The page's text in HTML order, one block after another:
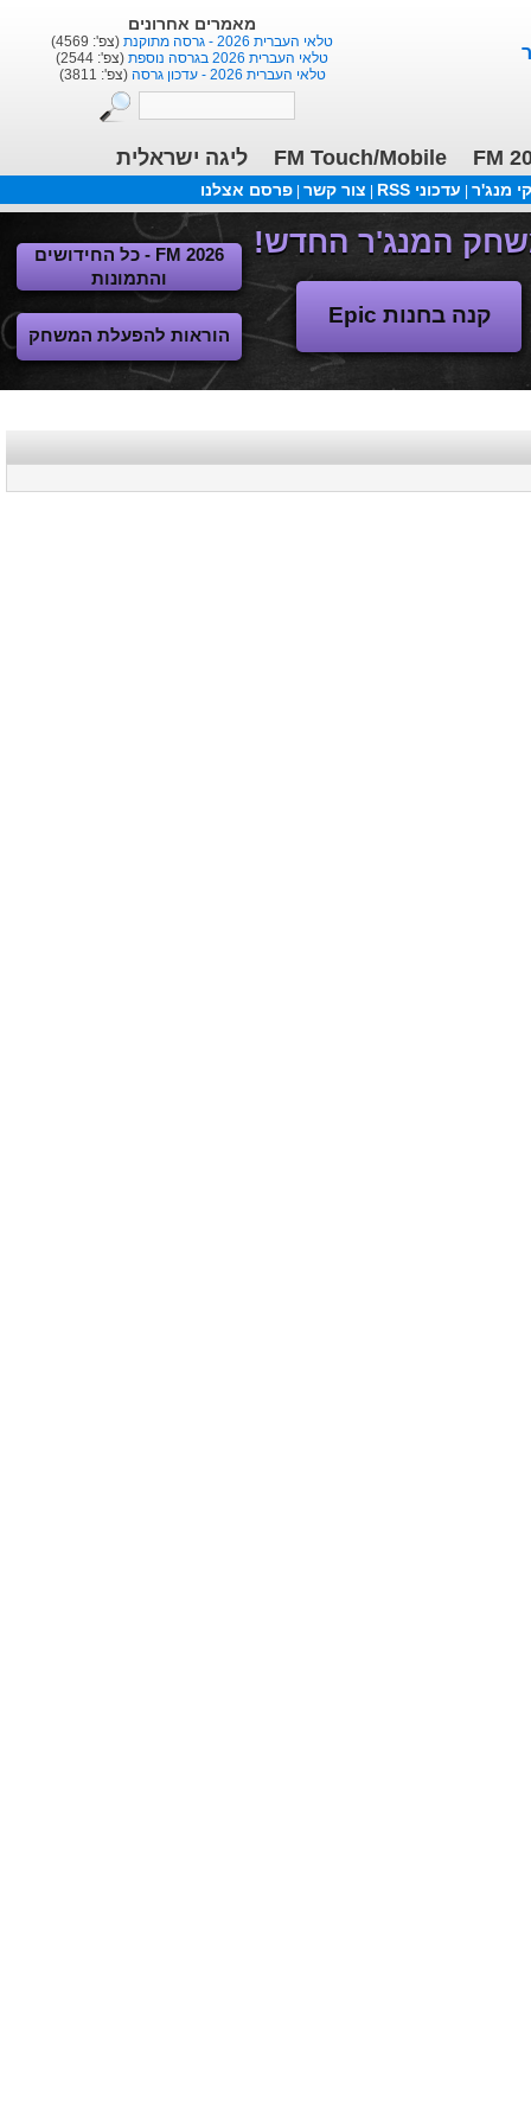
מאמרים אחרונים
טלאי העברית 2026 - גרסה מתוקנת
(צפ': 4569)
טלאי העברית 2026 בגרסה נוספת
(צפ': 2544)
טלאי העברית 2026 - עדכון גרסה
(צפ': 3811)
FM
FM Touch/Mobile ליגה ישראלית
מנג'ר עדכוני RSS צור קשר פרסם אצלנו
קנה בחנות Epic
FM 2026 - כל החידושים
והתמונות
הוראות להפעלת המשחק